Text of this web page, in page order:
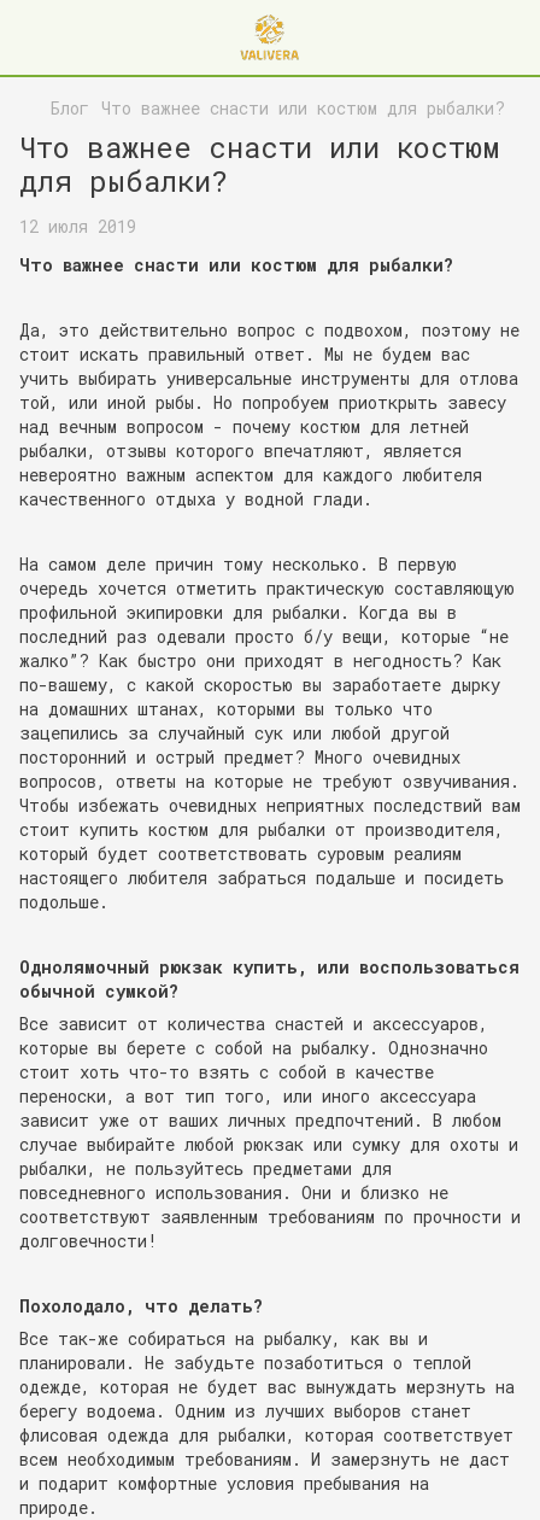
Блог Что важнее снасти или костюм для рыбалки?
Что важнее снасти или костюм
для рыбалки?
12 июля 2019
Что важнее снасти или костюм для рыбалки?
Да, это действительно вопрос с подвохом, поэтому не
стоит искать правильный ответ. Мы не будем вас
учить выбирать универсальные инструменты для отлова
той, или иной рыбы. Но попробуем приоткрыть завесу
над вечным вопросом - почему костюм для летней
рыбалки, отзывы которого впечатляют, является
невероятно важным аспектом для каждого любителя
качественного отдыха у водной глади.
На самом деле причин тому несколько. В первую
очередь хочется отметить практическую составляющую
профильной экипировки для рыбалки. Когда вы в
последний раз одевали просто б/у вещи, которые “не
жалко”? Как быстро они приходят в негодность? Как
по-вашему, с какой скоростью вы заработаете дырку
на домашних штанах, которыми вы только что
зацепились за случайный сук или любой другой
посторонний и острый предмет? Много очевидных
вопросов, ответы на которые не требуют озвучивания.
Чтобы избежать очевидных неприятных последствий вам
стоит купить костюм для рыбалки от производителя,
который будет соответствовать суровым реалиям
настоящего любителя забраться подальше и посидеть
подольше.
Однолямочный рюкзак купить, или воспользоваться
обычной сумкой?
Все зависит от количества снастей и аксессуаров,
которые вы берете с собой на рыбалку. Однозначно
стоит хоть что-то взять с собой в качестве
переноски, а вот тип того, или иного аксессуара
зависит уже от ваших личных предпочтений. В любом
случае выбирайте любой рюкзак или сумку для охоты и
рыбалки, не пользуйтесь предметами для
повседневного использования. Они и близко не
соответствуют заявленным требованиям по прочности и
долговечности!
Похолодало, что делать?
Все так-же собираться на рыбалку, как вы и
планировали. Не забудьте позаботиться о теплой
одежде, которая не будет вас вынуждать мерзнуть на
берегу водоема. Одним из лучших выборов станет
флисовая одежда для рыбалки, которая соответствует
всем необходимым требованиям. И замерзнуть не даст
и подарит комфортные условия пребывания на
природе.